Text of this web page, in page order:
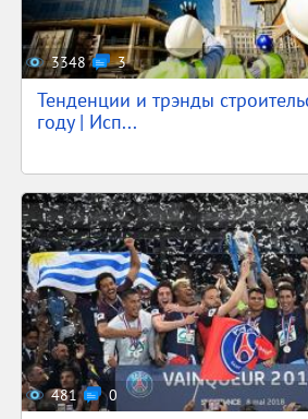
3348 3
Тенденции и трэнды
году | Исп...
481 0